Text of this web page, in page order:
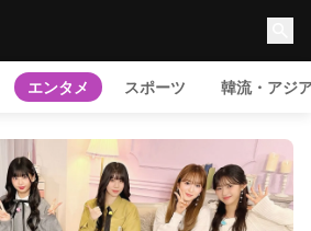
エンタメ スポーツ 韓流・アジ